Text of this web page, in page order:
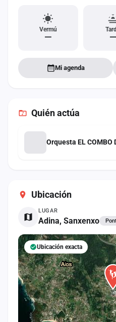
Ubicación
LUGAR
Adina, Sanxenxo
Ubicación exacta
Vermú
— —
Mi agenda
Quién actúa
Orquesta EL COMBO